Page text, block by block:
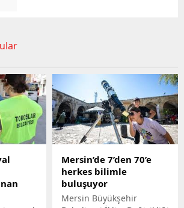
Mersin’de 7’den 70’e
herkes bilimle
buluşuyor
Mersin Büyükşehir